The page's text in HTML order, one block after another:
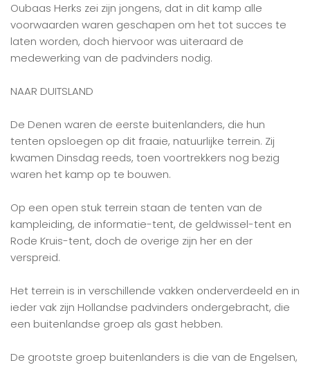
Oubaas Herks zei zijn jongens, dat in dit kamp alle
voorwaarden waren geschapen om het tot succes te
laten worden, doch hiervoor was uiteraard de
medewerking van de padvinders nodig.
NAAR DUITSLAND
De Denen waren de eerste buitenlanders, die hun
tenten opsloegen op dit fraaie, natuurlijke terrein. Zij
kwamen Dinsdag reeds, toen voortrekkers nog bezig
waren het kamp op te bouwen.
Op een open stuk terrein staan de tenten van de
kampleiding, de informatie-tent, de geldwissel-tent en
Rode Kruis-tent, doch de overige zijn her en der
verspreid.
Het terrein is in verschillende vakken onderverdeeld en in
ieder vak zijn Hollandse padvinders ondergebracht, die
een buitenlandse groep als gast hebben.
De grootste groep buitenlanders is die van de Engelsen,